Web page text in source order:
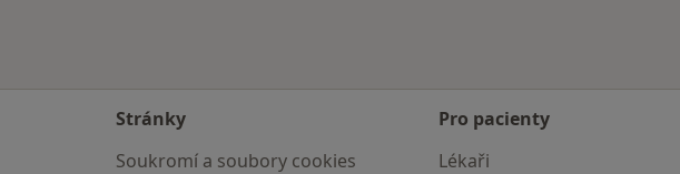
Stránky
Soukromí a soubory cookies
Pro pacienty
Lékaři